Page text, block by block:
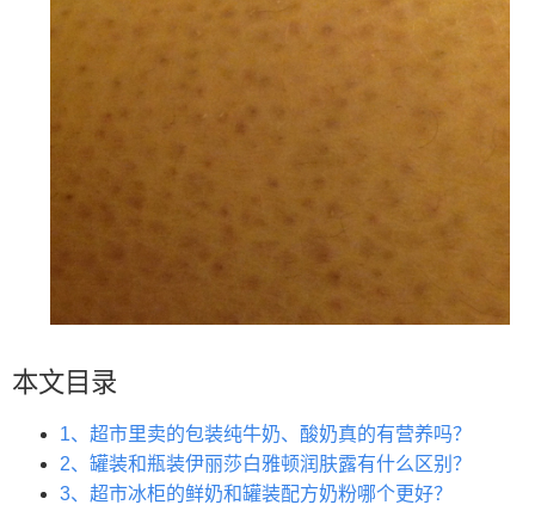
本文目录
1、超市里卖的包装纯牛奶、酸奶真的有营养吗？
2、罐装和瓶装伊丽莎白雅顿润肤露有什么区别？
3、超市冰柜的鲜奶和罐装配方奶粉哪个更好？